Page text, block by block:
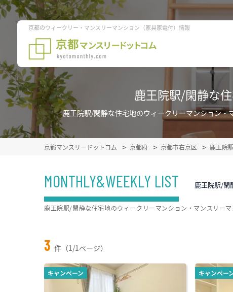
京都のウィークリー・マンスリーマンション（家具家電付）情報
鹿王院駅/閑静な
鹿王院駅/閑静な住宅地のウィークリーマンション・
京都マンスリードットコム 京都府 京都市右京区 鹿王院駅
MONTHLY&WEEKLY LIST 鹿王院駅/閑
3 件（1/1ページ）
キャンペーン キャンペー
鹿王院駅/閑静な住宅地のウィークリーマンション・マンスリー